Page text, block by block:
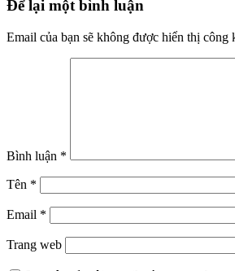
Để lại một bình luận
Email của bạn sẽ không được hiển thị công
Bình luận *
Tên *
Email *
Trang web